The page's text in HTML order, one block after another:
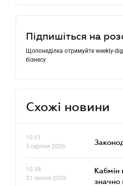
Підпишіться на
Щопонеділка отримуйте weekly-
бізнесу
Схожі новини
10.01
3 серпня 2026
10.38
31 липня 2026
Кабмін
значно